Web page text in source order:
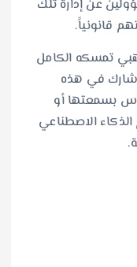
عن إدارة تلك
قانونياً.
تمسكه الكامل
شارك في هذه
بسمعتها أو
الاصطناعي